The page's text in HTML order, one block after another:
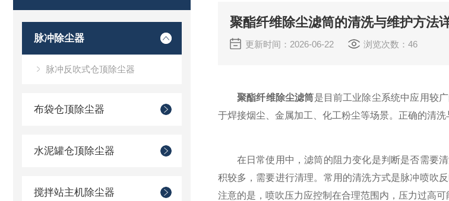
脉冲除尘器
脉冲反吹式仓顶除尘器
布袋仓顶除尘器
水泥罐仓顶除尘器
搅拌站主机除尘器
聚酯纤维除尘滤筒的清洗与维护方法
更新时间：2026-06-22 浏览次数：46
聚酯纤维除尘滤筒是目前工业除尘系统中应用较
于焊接烟尘、金属加工、化工粉尘等场景。正确的清
在日常使用中，滤筒的阻力变化是判断是否需要清
积较多，需要进行清理。常用的清洗方式是脉冲喷吹
注意的是，喷吹压力应控制在合理范围内，压力过高